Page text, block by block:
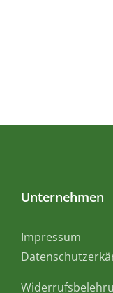
Unternehmen
Impressum